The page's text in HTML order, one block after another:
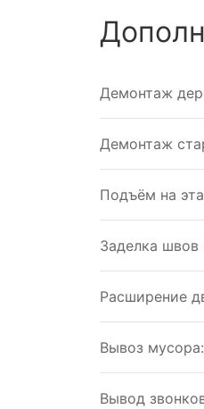
Демонтаж
Демонтаж
Подъём на
Заделка
Расширение
Вывоз мусора:
Вывод